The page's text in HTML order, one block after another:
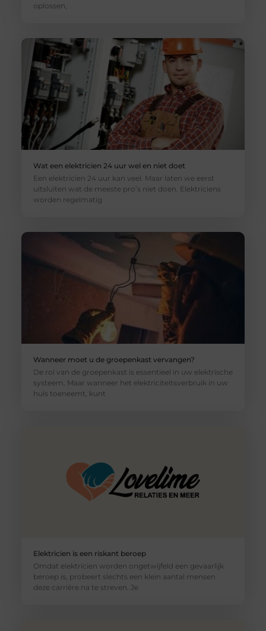
oplossen,
Wat een elektricien 24 uur wel en niet doet
Een elektricien 24 uur kan veel. Maar laten we eerst
uitsluiten wat de meeste pro’s niet doen. Elektriciens
worden regelmatig
Wanneer moet u de groepenkast vervangen?
De rol van de groepenkast is essentieel in uw elektrische
systeem. Maar wanneer het elektriciteitsverbruik in uw
huis toeneemt, kunt
Elektricien is een riskant beroep
Omdat elektricien worden ongetwijfeld een gevaarlijk
beroep is, probeert slechts een klein aantal mensen
deze carrière na te streven. Je